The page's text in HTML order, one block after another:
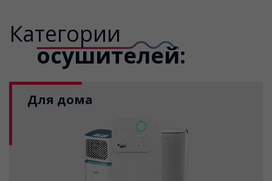
Категории
осушителей:
Для дома